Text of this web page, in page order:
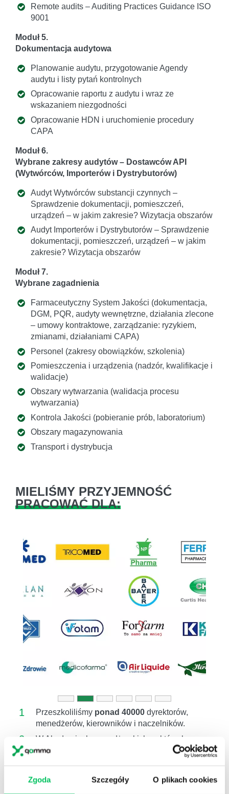
Zgoda Szczegóły O plikach cookies
Remote audits – Auditing Practices Guidance ISO
9001
Moduł 5.
Dokumentacja audytowa
Planowanie audytu, przygotowanie Agendy
audytu i listy pytań kontrolnych
Opracowanie raportu z audytu i wraz ze
wskazaniem niezgodności
Opracowanie HDN i uruchomienie procedury
CAPA
Moduł 6.
Wybrane zakresy audytów – Dostawców API
(Wytwórców, Importerów i Dystrybutorów)
Audyt Wytwórców substancji czynnych –
Sprawdzenie dokumentacji, pomieszczeń,
urządzeń – w jakim zakresie? Wizytacja obszarów
Audyt Importerów i Dystrybutorów – Sprawdzenie
dokumentacji, pomieszczeń, urządzeń – w jakim
zakresie? Wizytacja obszarów
Moduł 7.
Wybrane zagadnienia
Farmaceutyczny System Jakości (dokumentacja,
DGM, PQR, audyty wewnętrzne, działania zlecone
– umowy kontraktowe, zarządzanie: ryzykiem,
zmianami, działaniami CAPA)
Personel (zakresy obowiązków, szkolenia)
Pomieszczenia i urządzenia (nadzór, kwalifikacje i
walidacje)
Obszary wytwarzania (walidacja procesu
wytwarzania)
Kontrola Jakości (pobieranie prób, laboratorium)
Obszary magazynowania
Transport i dystrybucja
MIELIŚMY PRZYJEMNOŚĆ
PRACOWAĆ DLA:
1 Przeszkoliliśmy ponad 40000 dyrektorów,
menedżerów, kierowników i naczelników.
2
W Akademiach menedżerskich, w których
mierzyliśmy efektywność (47 projektów 286 dni